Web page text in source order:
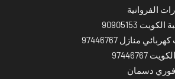
الفروانية
90905153
منازل 97446767
فوري دسمان